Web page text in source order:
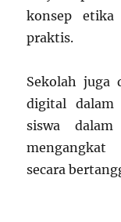
konsep etika
praktis.
Sekolah juga
digital dalam
siswa
secara